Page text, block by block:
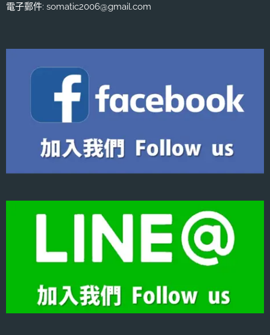
電子郵件: somatic2006@gmail.com